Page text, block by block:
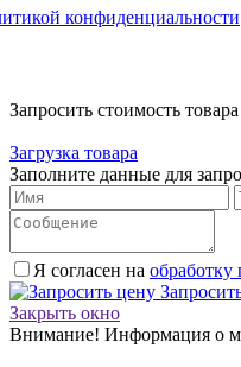
конфиденциальности
Запросить стоимость товара
Загрузка товара
Заполните данные для
Я согласен на
Закрыть окно
Внимание! Информация о